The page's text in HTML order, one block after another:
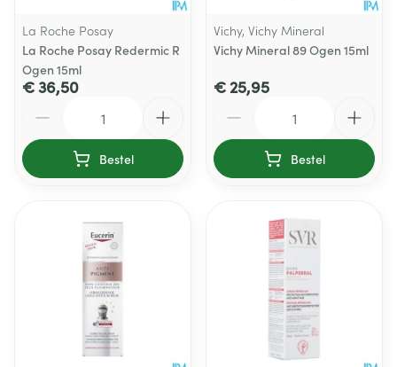
La Roche Posay
La Roche Posay Redermic R
Ogen 15ml
€ 36,50
Bestel
Vichy, Vichy Mineral
Vichy Mineral 89 Ogen 15ml
€ 25,95
Bestel